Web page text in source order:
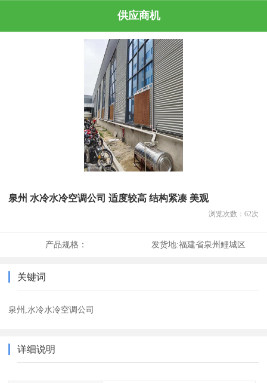
供应商机
泉州 水冷水冷空调公司 适度较高 结构紧凑 美观
浏览次数： 62次
产品规格： 发货地:福建省泉州鲤城区
关键词
泉州,水冷水冷空调公司
详细说明